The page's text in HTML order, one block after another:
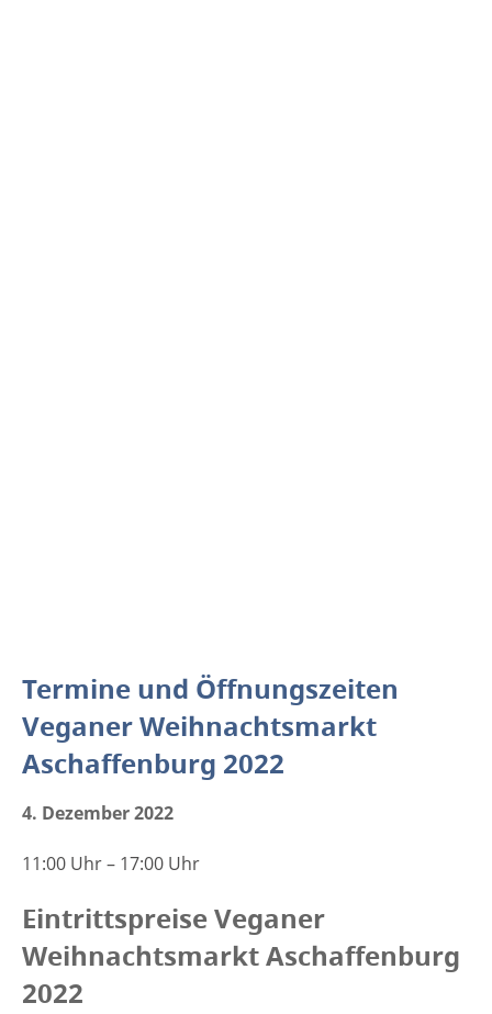
Termine und Öffnungszeiten
Veganer Weihnachtsmarkt
Aschaffenburg 2022
4. Dezember 2022
11:00 Uhr – 17:00 Uhr
Eintrittspreise Veganer
Weihnachtsmarkt Aschaffenburg
2022